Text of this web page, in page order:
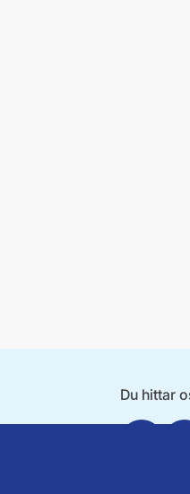
Du hittar
Facebook